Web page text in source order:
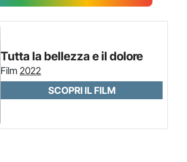
Tutta la bellezza e il dolore
Film 2022
SCOPRI IL FILM